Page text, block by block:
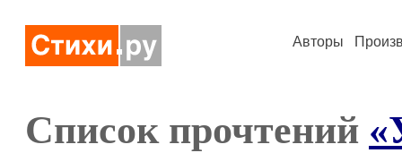
Авторы
Список прочтений